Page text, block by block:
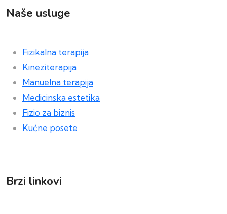
Naše usluge
Fizikalna terapija
Kineziterapija
Manuelna terapija
Medicinska estetika
Fizio za biznis
Kućne posete
Brzi linkovi